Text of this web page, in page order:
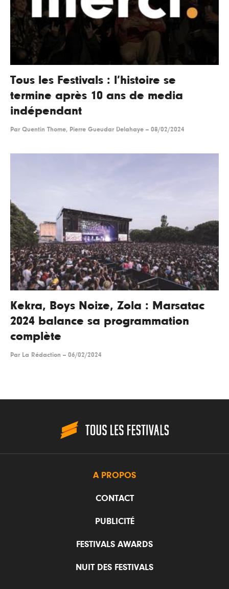
Tous les Festivals : l’histoire se
termine après 10 ans de media
indépendant
Par Quentin Thome, Pierre Gueudar Delahaye -- 08/02/2024
Kekra, Boys Noize, Zola : Marsatac
2024 balance sa programmation
complète
Par La Rédaction -- 06/02/2024
A PROPOS
CONTACT
PUBLICITÉ
FESTIVALS AWARDS
NUIT DES FESTIVALS